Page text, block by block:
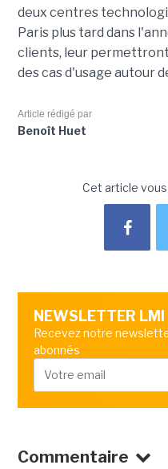
deux centres
Paris plus tard dans
clients, leur
des cas d'usage autour
Article rédigé par
Benoît Huet
Cet article vous
NEWSLETTER LMI
Recevez notre
abonnés
Commentaire